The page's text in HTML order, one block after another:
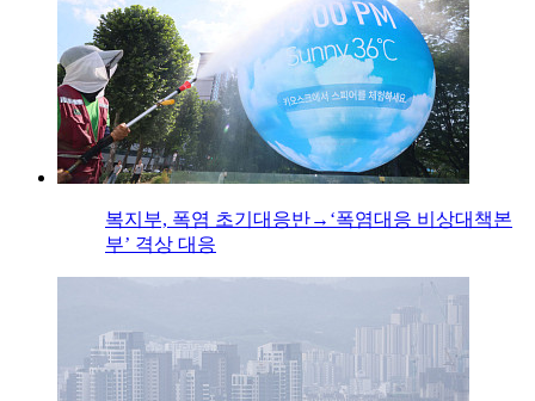
복지부, 폭염 초기대응반→‘폭염대응 비상대책본
부’ 격상 대응